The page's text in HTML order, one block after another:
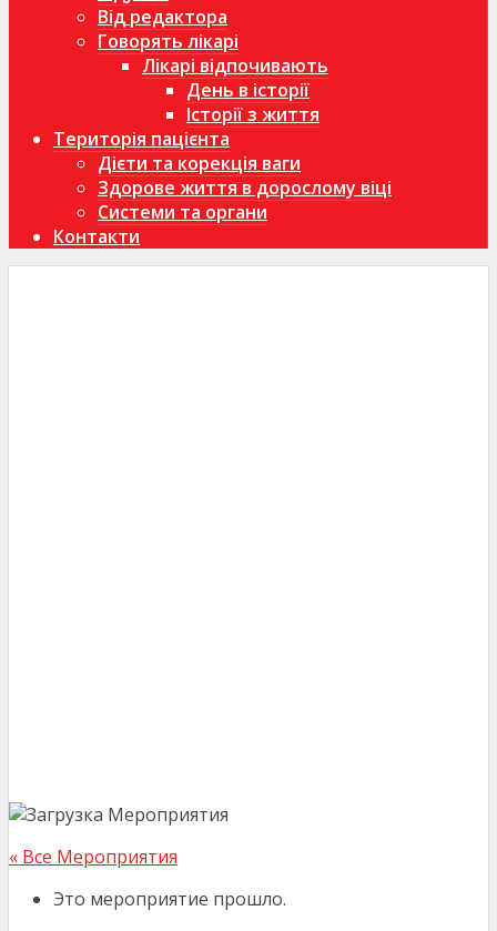
Від редактора
Говорять лікарі
Лікарі відпочивають
День в історії
Історії з життя
Територія пацієнта
Дієти та корекція ваги
Здорове життя в дорослому віці
Системи та органи
Контакти
« Все Мероприятия
Это мероприятие прошло.